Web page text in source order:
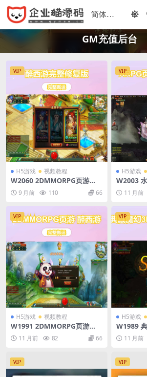
GM充值后台
VIP
H5游戏 视频教程
W2060 2DMMORPG页游
【醉西游完整修复版】最新整
理Win系服务端+网页注册+G
M充值后台+详细外网教程+视
频教程
9 月前 110 66
VIP
H5游戏
W2003
【神女天
键即玩镜
端+GM
程
11 月前
VIP
H5游戏 视频教程
W1991 2DMMORPG页游
【醉西游】最新整理WI系一键
端+网页注册+GM充值后台+详
细搭建教程
11 月前 82 66
VIP
H5游戏
W1989
剑神域】
端+管理
细外网教
11 月前
VIP VIP